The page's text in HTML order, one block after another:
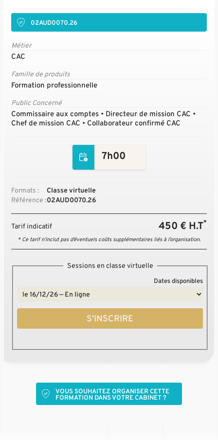
02AUD0070.26
Métier
CAC
Famille de produits
Formation professionnelle
Public Concerné
Commissaire aux comptes • Directeur de mission CAC •
Chef de mission CAC • Collaborateur confirmé CAC
7h00
Formats :
Classe virtuelle
Référence :02AUD0070.26
Tarif indicatif 450 € H.T*
* Ce tarif n’inclut pas d’éventuels coûts supplémentaires liés à l’organisation.
Sessions en classe virtuelle
Dates disponibles
S'INSCRIRE
VOUS SOUHAITEZ ORGANISER CETTE
FORMATION DANS VOTRE CABINET ?